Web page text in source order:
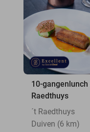
10-
Raedthuys
´t Raedthuys
Duiven (6 km)